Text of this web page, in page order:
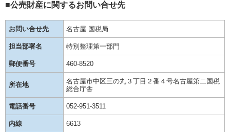
■公売財産に関するお問い合せ先
お問い合せ先 名古屋 国税局
担当部署名 特別整理第一部門
郵便番号 460-8520
所在地
名古屋市中区三の丸３丁目２番４号名古屋第二国税
総合庁舎
電話番号 052-951-3511
内線 6613